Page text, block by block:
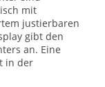
mit
justierbaren
gibt den
an. Eine
in der